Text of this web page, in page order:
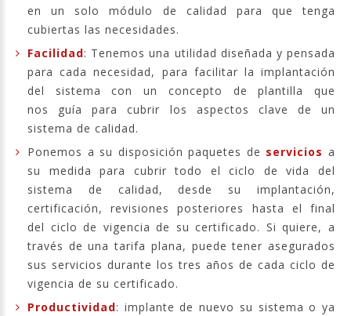
en un solo módulo de calidad para que tenga
cubiertas las necesidades.
Facilidad: Tenemos una utilidad diseñada y pensada
para cada necesidad, para facilitar la implantación
del sistema con un concepto de plantilla que
nos guía para cubrir los aspectos clave de un
sistema de calidad.
Ponemos a su disposición paquetes de servicios a
su medida para cubrir todo el ciclo de vida del
sistema de calidad, desde su implantación,
certificación, revisiones posteriores hasta el final
del ciclo de vigencia de su certificado. Si quiere, a
través de una tarifa plana, puede tener asegurados
sus servicios durante los tres años de cada ciclo de
vigencia de su certificado.
Productividad: implante de nuevo su sistema o ya